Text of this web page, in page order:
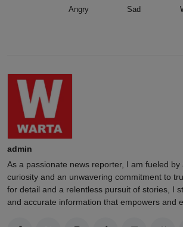
Angry Sad
admin
As a passionate news reporter, I am fueled by
curiosity and an unwavering commitment to
for detail and a relentless pursuit of stories, I
and accurate information that empowers and